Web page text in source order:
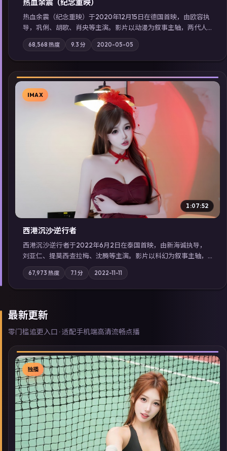
热血余震（纪念重映）
热血余震（纪念重映）于2020年12月15日在德国首映，由欧容执
导，巩俐、胡歌、肖央等主演。影片以动漫为叙事主轴，两代人
的执念在暴风雨夜正面相撞；摄影与配乐强化地域气质；站内亦
可通过「国产免费观看高清电视剧在线看」延展检索同类型高分
佳作，畅享高清在线追剧体验。
68,568 热度 9.3 分 2020-05-05
▶
IMAX
1:07:52
西港沉沙·逆行者
西港沉沙·逆行者于2022年6月2日在泰国首映，由新海诚执导，
刘亚仁、提莫西·查拉梅、沈腾等主演。影片以科幻为叙事主轴，
失踪人口档案牵出跨国灰色产业链；摄影与配乐强化地域气质；
站内亦可通过「国产免费观看高清电视剧在线看」延展检索同类
型高分佳作，畅享高清在线追剧体验。
67,973 热度 7.1分 2022-11-11
最新更新
零门槛追更入口 · 适配手机端高清流畅点播
▶
独播